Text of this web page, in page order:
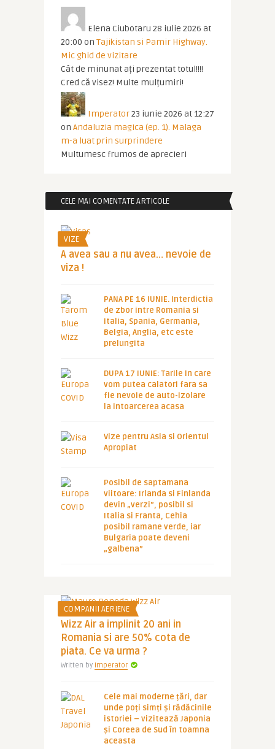
Elena Ciubotaru 28 iulie 2026 at
20:00 on Tajikistan si Pamir Highway.
Mic ghid de vizitare
Cât de minunat ați prezentat totul!!!!
Cred că visez! Multe mulțumiri!
Imperator23 iunie 2026 at 12:27
on Andaluzia magica (ep. 1). Malaga
m-a luat prin surprindere
Multumesc frumos de aprecieri
CELE MAI COMENTATE ARTICOLE
VIZE
A avea sau a nu avea… nevoie de
viza !
PANA PE 16 IUNIE. Interdictia
de zbor intre Romania si
Italia, Spania, Germania,
Belgia, Anglia, etc este
prelungita
DUPA 17 IUNIE: Tarile in care
vom putea calatori fara sa
fie nevoie de auto-izolare
la intoarcerea acasa
Vize pentru Asia si Orientul
Apropiat
Posibil de saptamana
viitoare: Irlanda si Finlanda
devin „verzi”, posibil si
Italia si Franta, Cehia
posibil ramane verde, iar
Bulgaria poate deveni
„galbena”
COMPANII AERIENE
Wizz Air a implinit 20 ani in
Romania si are 50% cota de
piata. Ce va urma ?
Written by Imperator
Cele mai moderne țări, dar
unde poți simți și rădăcinile
istoriei – vizitează Japonia
și Coreea de Sud în toamna
aceasta